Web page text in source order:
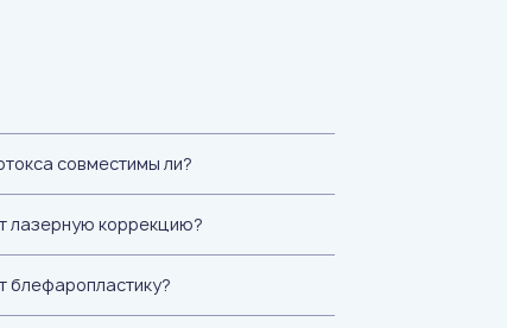
совместимы ли?
лазерную коррекцию?
блефаропластику?